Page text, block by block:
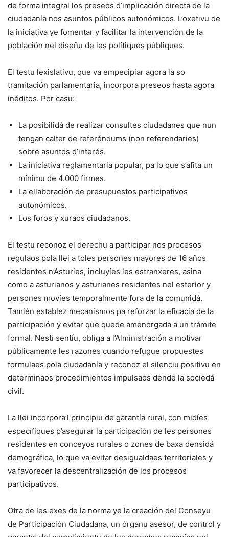
de forma integral los preseos d’implicación directa de la
ciudadanía nos asuntos públicos autonómicos. L’oxetivu de
la iniciativa ye fomentar y facilitar la intervención de la
población nel diseñu de les polítiques públiques.
El testu lexislativu, que va empecipiar agora la so
tramitación parlamentaria, incorpora preseos hasta agora
inéditos. Por casu:
La posibilidá de realizar consultes ciudadanes que nun
tengan calter de referéndums (non referendaries)
sobre asuntos d’interés.
La iniciativa reglamentaria popular, pa lo que s’afita un
mínimu de 4.000 firmes.
La ellaboración de presupuestos participativos
autonómicos.
Los foros y xuraos ciudadanos.
El testu reconoz el derechu a participar nos procesos
regulaos pola llei a toles persones mayores de 16 años
residentes n’Asturies, incluyíes les estranxeres, asina
como a asturianos y asturianes residentes nel esterior y
persones movíes temporalmente fora de la comunidá.
Tamién establez mecanismos pa reforzar la eficacia de la
participación y evitar que quede amenorgada a un trámite
formal. Nesti sentíu, obliga a l’Alministración a motivar
públicamente les razones cuando refugue propuestes
formulaes pola ciudadanía y reconoz el silenciu positivu en
determinaos procedimientos impulsaos dende la sociedá
civil.
La llei incorpora’l principiu de garantía rural, con midíes
específiques p’asegurar la participación de les persones
residentes en conceyos rurales o zones de baxa densidá
demográfica, lo que va evitar desigualdaes territoriales y
va favorecer la descentralización de los procesos
participativos.
Otra de les exes de la norma ye la creación del Conseyu
de Participación Ciudadana, un órganu asesor, de control y